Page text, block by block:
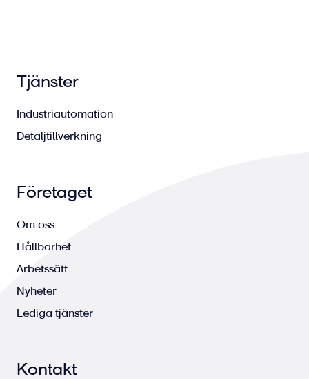
Tjänster
Industriautomation
Detaljtillverkning
Företaget
Om oss
Hållbarhet
Arbetssätt
Nyheter
Lediga tjänster
Kontakt